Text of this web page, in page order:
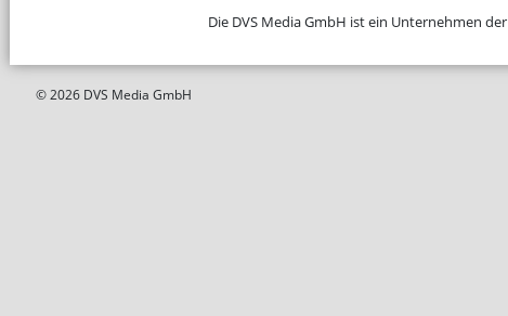
Die DVS Media GmbH ist ein Unternehmen der
© 2026 DVS Media GmbH